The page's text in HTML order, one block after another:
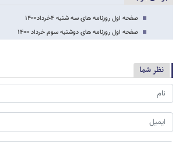
صفحه اول روزنامه های سه شنبه ۴خرداد۱۴۰۰
صفحه اول روزنامه های دوشنبه سوم خرداد ۱۴۰۰
نظر شما